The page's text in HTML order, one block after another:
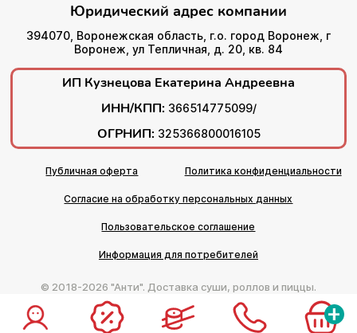
+
Юридический адрес компании
394070, Воронежская область, г.о. город Воронеж, г
Воронеж, ул Тепличная, д. 20, кв. 84
ИП Кузнецова Екатерина Андреевна
ИНН/КПП: 366514775099/
ОГРНИП: 325366800016105
Публичная оферта Политика конфиденциальности
Согласие на обработку персональных данных
Пользовательское соглашение
Информация для потребителей
© 2018-2026 "Анти". Доставка суши, роллов и пиццы.